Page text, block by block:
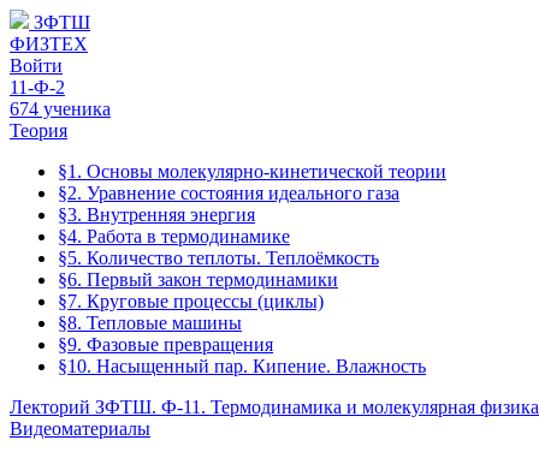
ЗФТШ
ФИЗТЕХ
Войти
11-Ф-2
674 ученика
Теория
§1. Основы молекулярно-кинетической теории
§2. Уравнение состояния идеального газа
§3. Внутренняя энергия
§4. Работа в термодинамике
§5. Количество теплоты. Теплоёмкость
§6. Первый закон термодинамики
§7. Круговые процессы (циклы)
§8. Тепловые машины
§9. Фазовые превращения
§10. Насыщенный пар. Кипение. Влажность
Лекторий ЗФТШ. Ф-11. Термодинамика и молекулярная физика
Видеоматериалы